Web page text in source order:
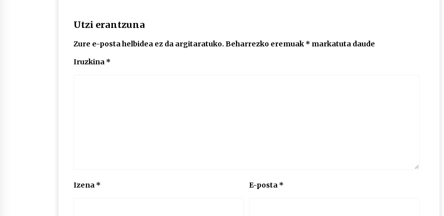
Utzi erantzuna
Zure e-posta helbidea ez da argitaratuko. Beharrezko eremuak * markatuta daude
Iruzkina *
Izena * E-posta *